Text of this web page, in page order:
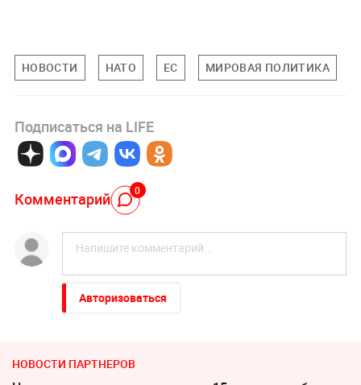
НОВОСТИ НАТО ЕС МИРОВАЯ ПОЛИТИКА
Подписаться на LIFE
Комментарий 0
Авторизоваться
НОВОСТИ ПАРТНЕРОВ